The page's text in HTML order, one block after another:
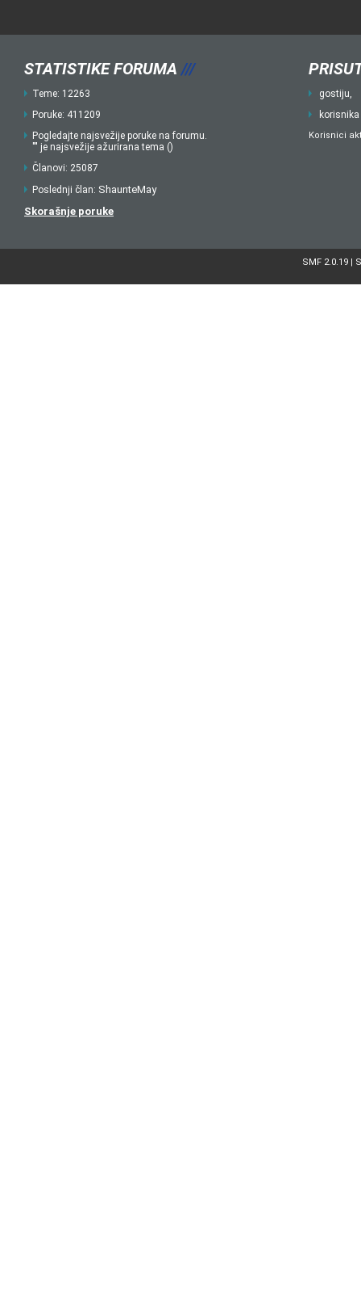
STATISTIKE FORUMA ///
Teme: 12263
Poruke: 411209
Pogledajte najsvežije poruke na forumu.
"" je najsvežije ažurirana tema ()
Članovi: 25087
Poslednji član: ShaunteMay
Skorašnje poruke
gostiju,
korisnika
Korisnici
SMF 2.0.19|